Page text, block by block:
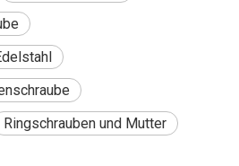
Ringschrauben und Mutter